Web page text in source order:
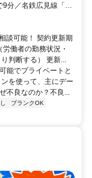
分／名鉄広見線「御
談可能！ 契約更新期
働者の勤務状況・
判断する） 更新...
能でプライベートと
を使って、主にデー
不良なのか？不良...
ブランクOK